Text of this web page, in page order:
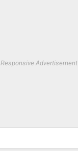
Responsive Advertisement